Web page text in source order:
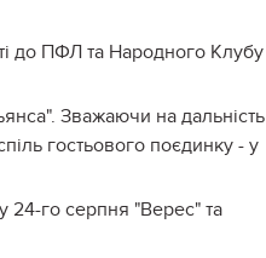
до ПФЛ та Народного Клубу
Зважаючи на дальність
гостьового поєдинку - у
24-го серпня "Верес" та